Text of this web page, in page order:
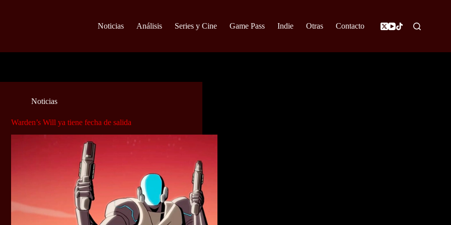
Noticias Análisis Series y Cine Game Pass Indie Otras Contacto
Noticias
Warden’s Will ya tiene fecha de salida